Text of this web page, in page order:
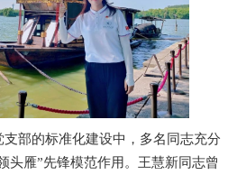
部的标准化建设中，多名同志充分
头雁”先锋模范作用。王慧新同志曾